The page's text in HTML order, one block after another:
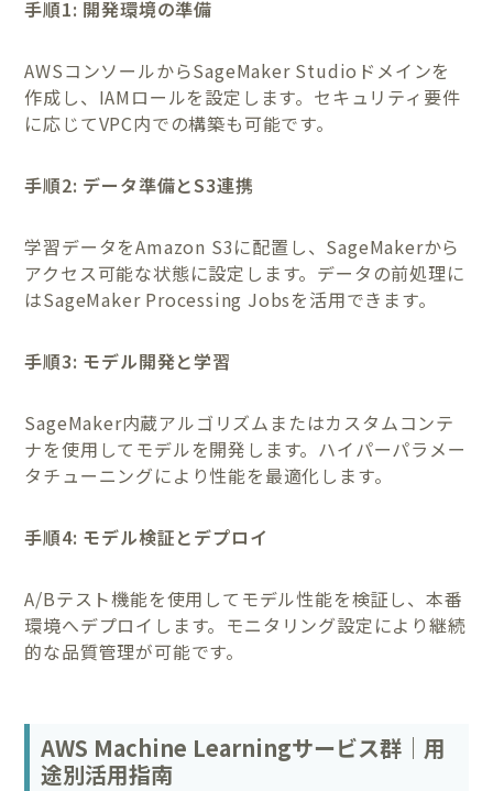
手順1: 開発環境の準備
AWSコンソールからSageMaker Studioドメインを
作成し、IAMロールを設定します。セキュリティ要件
に応じてVPC内での構築も可能です。
手順2: データ準備とS3連携
学習データをAmazon S3に配置し、SageMakerから
アクセス可能な状態に設定します。データの前処理に
はSageMaker Processing Jobsを活用できます。
手順3: モデル開発と学習
SageMaker内蔵アルゴリズムまたはカスタムコンテ
ナを使用してモデルを開発します。ハイパーパラメー
タチューニングにより性能を最適化します。
手順4: モデル検証とデプロイ
A/Bテスト機能を使用してモデル性能を検証し、本番
環境へデプロイします。モニタリング設定により継続
的な品質管理が可能です。
AWS Machine Learningサービス群｜用
途別活用指南